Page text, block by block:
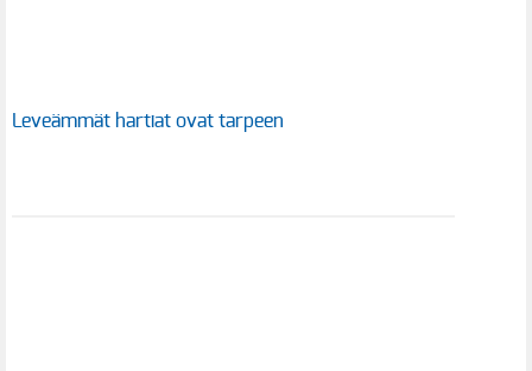
Leveämmät hartiat ovat tarpeen